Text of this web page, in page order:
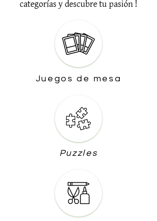
categorías y descubre tu pasión!
Juegos de mesa
Puzzles